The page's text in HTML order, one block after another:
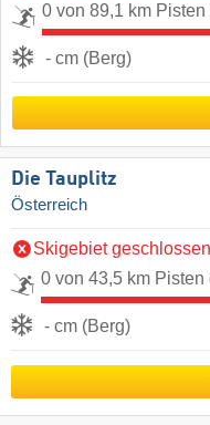
0 von 89,1 km Pisten
- cm (Berg)
Die Tauplitz
Österreich
Skigebiet geschlossen
0 von 43,5 km Pisten
- cm (Berg)